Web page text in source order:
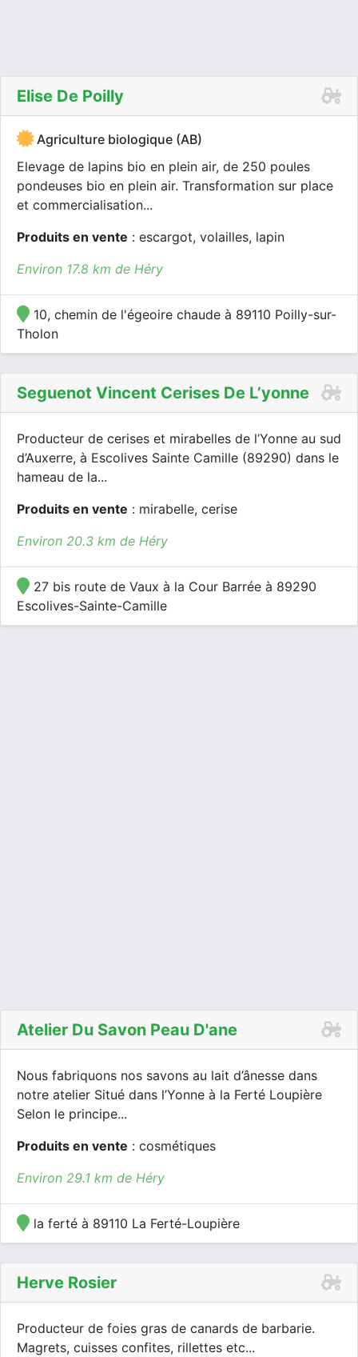
Elise De Poilly
Agriculture biologique (AB)
Elevage de lapins bio en plein air, de 250 poules
pondeuses bio en plein air. Transformation sur place
et commercialisation...
Produits en vente : escargot, volailles, lapin
Environ 17.8 km de Héry
10, chemin de l'égeoire chaude à 89110 Poilly-sur-
Tholon
Seguenot Vincent Cerises De L’yonne
Producteur de cerises et mirabelles de l’Yonne au sud
d’Auxerre, à Escolives Sainte Camille (89290) dans le
hameau de la...
Produits en vente : mirabelle, cerise
Environ 20.3 km de Héry
27 bis route de Vaux à la Cour Barrée à 89290
Escolives-Sainte-Camille
Atelier Du Savon Peau D'ane
Nous fabriquons nos savons au lait d’ânesse dans
notre atelier Situé dans l’Yonne à la Ferté Loupière
Selon le principe...
Produits en vente : cosmétiques
Environ 29.1 km de Héry
la ferté à 89110 La Ferté-Loupière
Herve Rosier
Producteur de foies gras de canards de barbarie.
Magrets, cuisses confites, rillettes etc...